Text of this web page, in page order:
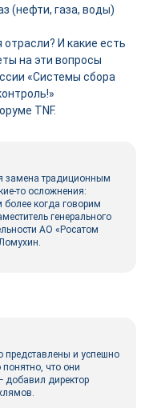
(нефти, газа, воды)
И какие есть
на эти вопросы
«Системы сбора
TNF.
замена традиционным
осложнения:
когда говорим
генерального
АО «Росатом
представлены и успешно
что они
добавил директор